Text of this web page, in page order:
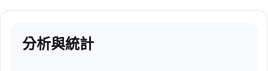
分析與統計